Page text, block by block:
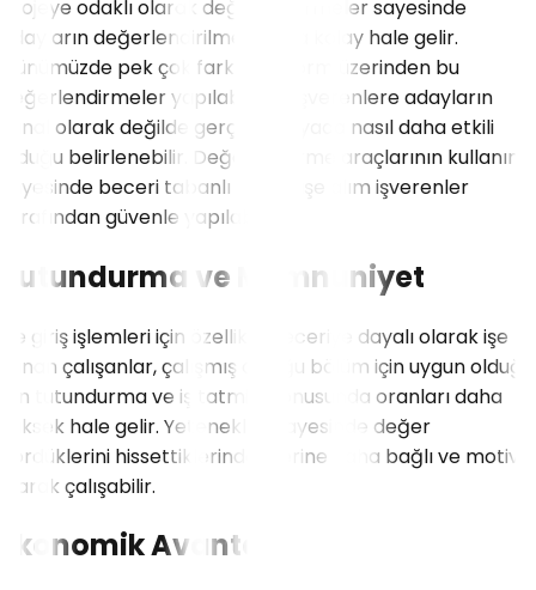
projeye odaklı olarak değerlendirmeler sayesinde
adayların değerlendirilmesi daha kolay hale gelir.
Günümüzde pek çok farklı platform üzerinden bu
değerlendirmeler yapılabilir ve işverenlere adayların
sanal olarak değilde gerçek dünyada nasıl daha etkili
olduğu belirlenebilir. Değerlendirme araçlarının kullanımı
sayesinde beceri tabanlı olarak işe alım işverenler
tarafından güvenle yapılabilir.
Tutundurma ve Memnuniyet
İşe giriş işlemleri için özellikle beceriye dayalı olarak işe
alınan çalışanlar, çalışmış olduğu bölüm için uygun olduğu
için tutundurma ve iş tatmini konusunda oranları daha
yüksek hale gelir. Yetenekleri sayesinde değer
gördüklerini hissettiklerinde işlerine daha bağlı ve motive
olarak çalışabilir.
Ekonomik Avantajı